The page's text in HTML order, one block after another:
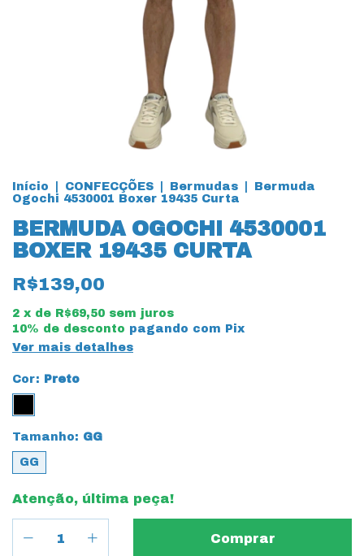
Início CONFECÇÕES Bermudas
Bermuda
Ogochi 4530001 Boxer 19435 Curta
BERMUDA OGOCHI 4530001
BOXER 19435 CURTA
R$139,00
2 x de R$69,50 sem juros
10% de desconto pagando com Pix
Ver mais detalhes
Cor: Preto
Tamanho: GG
GG
Atenção, última peça!